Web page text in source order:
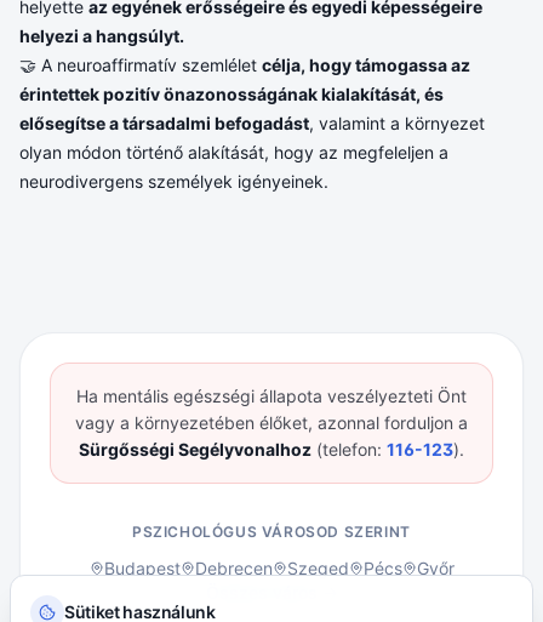
Sütiket használunk
helyette az egyének erősségeire és egyedi képességeire
helyezi a hangsúlyt.
🤝 A neuroaffirmatív szemlélet célja, hogy támogassa az
érintettek pozitív önazonosságának kialakítását, és
elősegítse a társadalmi befogadást, valamint a környezet
olyan módon történő alakítását, hogy az megfeleljen a
neurodivergens személyek igényeinek.
Ha mentális egészségi állapota veszélyezteti Önt
vagy a környezetében élőket, azonnal forduljon a
Sürgősségi Segélyvonalhoz (telefon: 116-123).
PSZICHOLÓGUS VÁROSOD SZERINT
Budapest Debrecen Szeged Pécs
Győr